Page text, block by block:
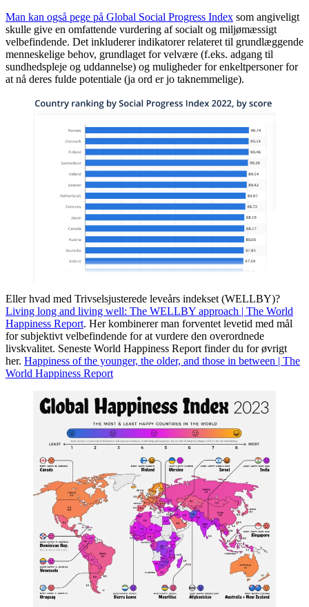
Man kan også pege på Global Social Progress Index som angiveligt
skulle give en omfattende vurdering af socialt og miljømæssigt
velbefindende. Det inkluderer indikatorer relateret til grundlæggende
menneskelige behov, grundlaget for velvære (f.eks. adgang til
sundhedspleje og uddannelse) og muligheder for enkeltpersoner for
at nå deres fulde potentiale (ja ord er jo taknemmelige).
Eller hvad med Trivselsjusterede leveårs indekset (WELLBY)?
Living long and living well: The WELLBY approach | The World
Happiness Report. Her kombinerer man forventet levetid med mål
for subjektivt velbefindende for at vurdere den overordnede
livskvalitet. Seneste World Happiness Report finder du for øvrigt
her. Happiness of the younger, the older, and those in between | The
World Happiness Report